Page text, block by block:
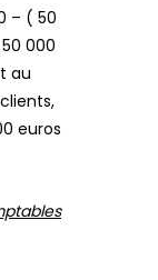
– ( 50
000
au
euros